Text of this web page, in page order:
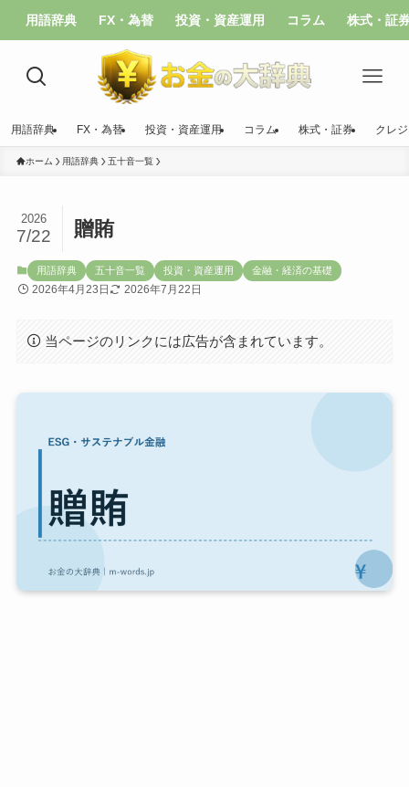
用語辞典 FX・為替 投資・資産運用 コラム 株式・証
用語辞典 FX・為替 投資・資産運用 コラム 株式・証券 クレ
ホーム 用語辞典 五十音一覧
贈賄
2026
7/22
用語辞典 五十音一覧 投資・資産運用 金融・経済の基礎
2026年4月23日 2026年7月22日
当ページのリンクには広告が含まれています。